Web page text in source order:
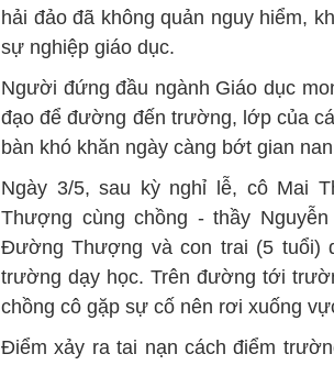
hải đảo đã không quản nguy hiểm,
sự nghiệp giáo dục.
Người đứng đầu ngành Giáo dục
đạo để đường đến trường, lớp của
bàn khó khăn ngày càng bớt gian
Ngày 3/5, sau kỳ nghỉ lễ, cô Mai
Thượng cùng chồng - thầy
Đường Thượng và con trai (5 tuổi)
trường dạy học. Trên đường tới
chồng cô gặp sự cố nên rơi xuống
Điểm xảy ra tai nạn cách điểm